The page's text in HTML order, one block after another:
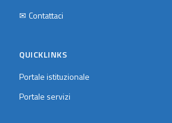
✉ Contattaci
QUICKLINKS
Portale istituzionale
Portale servizi